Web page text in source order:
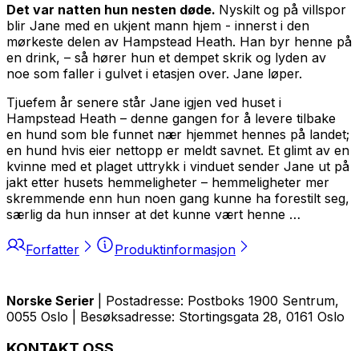
Det var natten hun nesten døde. Nyskilt og på villspor
blir Jane med en ukjent mann hjem - innerst i den
mørkeste delen av Hampstead Heath. Han byr henne på
en drink, – så hører hun et dempet skrik og lyden av
noe som faller i gulvet i etasjen over. Jane løper.
Tjuefem år senere står Jane igjen ved huset i
Hampstead Heath – denne gangen for å levere tilbake
en hund som ble funnet nær hjemmet hennes på landet;
en hund hvis eier nettopp er meldt savnet. Et glimt av en
kvinne med et plaget uttrykk i vinduet sender Jane ut på
jakt etter husets hemmeligheter – hemmeligheter mer
skremmende enn hun noen gang kunne ha forestilt seg,
særlig da hun innser at det kunne vært henne …
Forfatter Produktinformasjon
Norske Serier
| Postadresse: Postboks 1900 Sentrum,
0055 Oslo | Besøksadresse: Stortingsgata 28, 0161 Oslo